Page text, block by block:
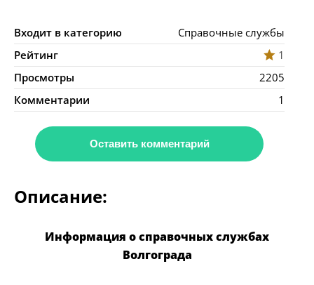
Входит в категорию
Справочные службы
Рейтинг
1
Просмотры
2205
Комментарии
1
Оставить комментарий
Описание:
Информация о справочных службах
Волгограда